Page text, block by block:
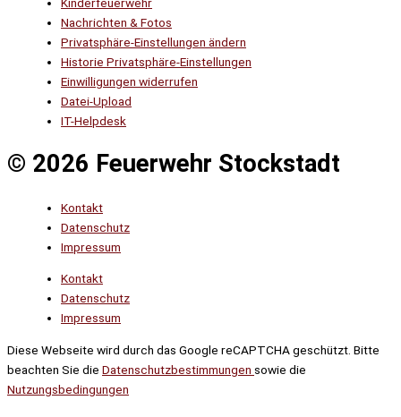
Nachrichten & Fotos
Privatsphäre-Einstellungen ändern
Historie Privatsphäre-Einstellungen
Einwilligungen widerrufen
Datei-Upload
IT-Helpdesk
© 2026 Feuerwehr Stockstadt
Kontakt
Datenschutz
Impressum
Kontakt
Datenschutz
Impressum
Diese Webseite wird durch das Google reCAPTCHA geschützt. Bitte
beachten Sie die Datenschutzbestimmungen sowie die
Nutzungsbedingungen